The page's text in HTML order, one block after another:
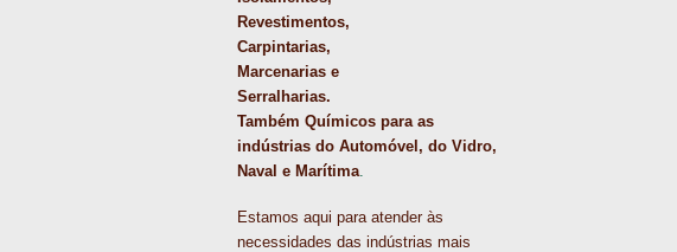
Revestimentos,
Carpintarias,
Marcenarias e
Serralharias.
Também Químicos para as
indústrias do Automóvel, do Vidro,
Naval e Marítima.
Estamos aqui para atender às
necessidades das indústrias mais